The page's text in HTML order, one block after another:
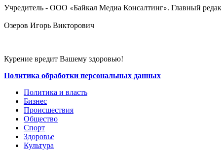
Учредитель - ООО «Байкал Медиа Консалтинг». Главный
Озеров Игорь Викторович
Курение вредит Вашему здоровью!
Политика обработки персональных данных
Политика и власть
Бизнес
Происшествия
Общество
Cпорт
Здоровье
Культура